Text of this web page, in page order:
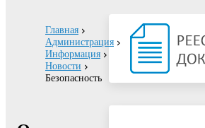
Главная
Администрация
Информация
Новости
Безопасность